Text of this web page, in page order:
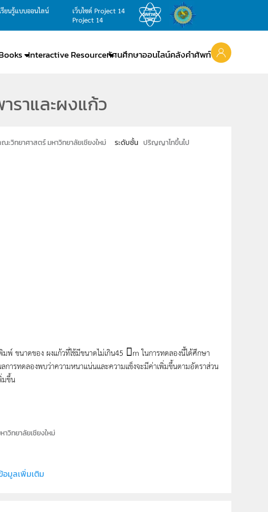
รียนรู้แบบออนไลน์
เว็บไซต์ Project 14
Project 14
Interactive Resourceทัศนศึกษาออนไลน์คลังคำศัพท์
าและผงแก้ว
วิทยาศาสตร์ มหาวิทยาลัยเชียงใหม่ ระดับชั้น ปริญญาโทขึ้นไป
พ์ ขนาดของ ผงแก้วที่ใช้มีขนาดไม่เกิน45 m ในการทดลองนี้ได้ศึกษา
การทดลองพบว่าความหนาแน่นและความแข็งจะมีค่าเพิ่มขึ้นตามอัตราส่วน
มขึ้น
วิทยาลัยเชียงใหม่
มูลเพิ่มเติม